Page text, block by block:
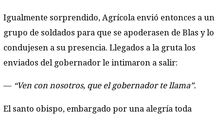
Igualmente sorprendido, Agrícola envió entonces a un
grupo de soldados para que se apoderasen de Blas y lo
condujesen a su presencia. Llegados a la gruta los
enviados del gobernador le intimaron a salir:
— “Ven con nosotros, que el gobernador te llama”.
El santo obispo, embargado por una alegría toda